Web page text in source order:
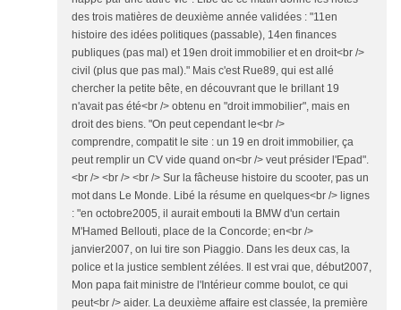
des trois matières de deuxième année validées : "11en
histoire des idées politiques (passable), 14en finances
publiques (pas mal) et 19en droit immobilier et en droit<br />
civil (plus que pas mal)." Mais c'est Rue89, qui est allé
chercher la petite bête, en découvrant que le brillant 19
n'avait pas été<br /> obtenu en "droit immobilier", mais en
droit des biens. "On peut cependant le<br />
comprendre, compatit le site : un 19 en droit immobilier, ça
peut remplir un CV vide quand on<br /> veut présider l'Epad".
<br /> <br /> <br /> Sur la fâcheuse histoire du scooter, pas un
mot dans Le Monde. Libé la résume en quelques<br /> lignes
: "en octobre2005, il aurait embouti la BMW d'un certain
M'Hamed Bellouti, place de la Concorde; en<br />
janvier2007, on lui tire son Piaggio. Dans les deux cas, la
police et la justice semblent zélées. Il est vrai que, début2007,
Mon papa fait ministre de l'Intérieur comme boulot, ce qui
peut<br /> aider. La deuxième affaire est classée, la première